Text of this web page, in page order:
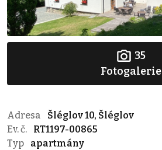
35
Fotogalerie
Adresa
Šléglov 10, Šléglov
Ev. č.
RT1197-00865
Typ
apartmány